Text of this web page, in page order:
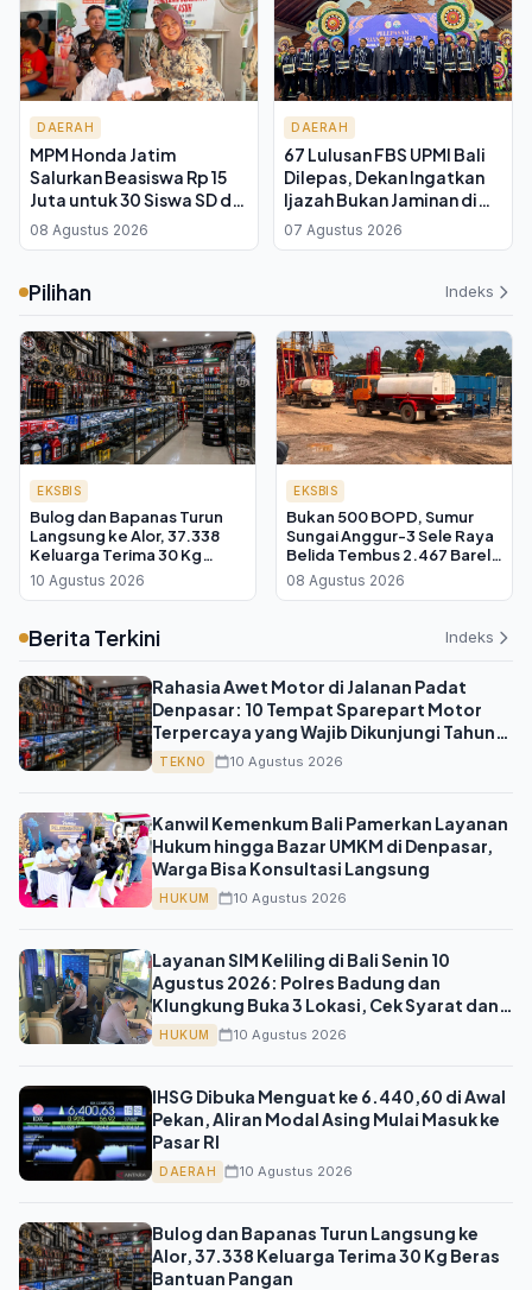
DAERAH
MPM Honda Jatim
Salurkan Beasiswa Rp 15
Juta untuk 30 Siswa SD di
Kelurahan Kauman Malang
08 Agustus 2026
DAERAH
67 Lulusan FBS UPMI Bali
Dilepas, Dekan Ingatkan
Ijazah Bukan Jaminan di
Era Kecerdasan Buatan
07 Agustus 2026
Pilihan Indeks
EKSBIS
Bulog dan Bapanas Turun
Langsung ke Alor, 37.338
Keluarga Terima 30 Kg
Beras Bantuan Pangan
10 Agustus 2026
EKSBIS
Bukan 500 BOPD, Sumur
Sungai Anggur-3 Sele Raya
Belida Tembus 2.467 Barel
per Hari
08 Agustus 2026
Berita Terkini Indeks
Rahasia Awet Motor di Jalanan Padat
Denpasar: 10 Tempat Sparepart Motor
Terpercaya yang Wajib Dikunjungi Tahun
2026
TEKNO 10 Agustus 2026
Kanwil Kemenkum Bali Pamerkan Layanan
Hukum hingga Bazar UMKM di Denpasar,
Warga Bisa Konsultasi Langsung
HUKUM 10 Agustus 2026
Layanan SIM Keliling di Bali Senin 10
Agustus 2026: Polres Badung dan
Klungkung Buka 3 Lokasi, Cek Syarat dan
Biaya Perpanjangan
HUKUM 10 Agustus 2026
IHSG Dibuka Menguat ke 6.440,60 di Awal
Pekan, Aliran Modal Asing Mulai Masuk ke
Pasar RI
DAERAH 10 Agustus 2026
Bulog dan Bapanas Turun Langsung ke
Alor, 37.338 Keluarga Terima 30 Kg Beras
Bantuan Pangan